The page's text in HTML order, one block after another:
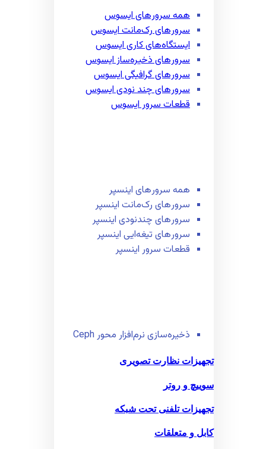
همه سرور‌های ایسوس
سرور‌های رک‌مانت ایسوس
ایستگاه‌های کاری ایسوس
سرور‌های ذخیره‌ساز ایسوس
سرور‌های گرافیگی ایسوس
سرور‌های چند نودی ایسوس
قطعات سرور ایسوس
همه سرور‌های اینسپر
سرور‌های رک‌مانت اینسپر
سرور‌های چند‌نودی اینسپر
سرور‌های تیغه‌ایی اینسپر
قطعات سرور اینسپر
ذخیره‌سازی نرم‌افزار محور Ceph
تجهیزات نظارت تصویری
سوییچ و روتر
تجهیزات تلفنی تحت شبکه
کابل و متعلقات